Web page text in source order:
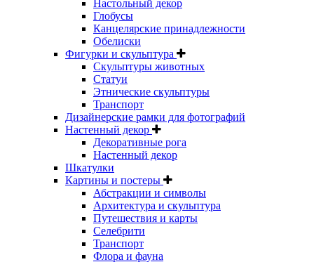
Настольный декор
Глобусы
Канцелярские принадлежности
Обелиски
Фигурки и скульптура
Скульптуры животных
Статуи
Этнические скульптуры
Транспорт
Дизайнерские рамки для фотографий
Настенный декор
Декоративные рога
Настенный декор
Шкатулки
Картины и постеры
Абстракции и символы
Архитектура и скульптура
Путешествия и карты
Селебрити
Транспорт
Флора и фауна